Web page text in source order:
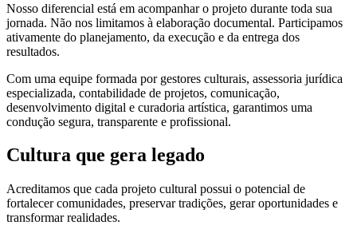
Nosso diferencial está em acompanhar o projeto durante toda sua
jornada. Não nos limitamos à elaboração documental. Participamos
ativamente do planejamento, da execução e da entrega dos
resultados.
Com uma equipe formada por gestores culturais, assessoria jurídica
especializada, contabilidade de projetos, comunicação,
desenvolvimento digital e curadoria artística, garantimos uma
condução segura, transparente e profissional.
Cultura que gera legado
Acreditamos que cada projeto cultural possui o potencial de
fortalecer comunidades, preservar tradições, gerar oportunidades e
transformar realidades.